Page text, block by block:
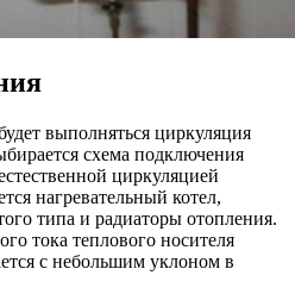
выполняться циркуляция
схема подключения
циркуляцией
нагревательный котел,
типа и радиаторы отопления.
тока теплового носителя
с небольшим уклоном в